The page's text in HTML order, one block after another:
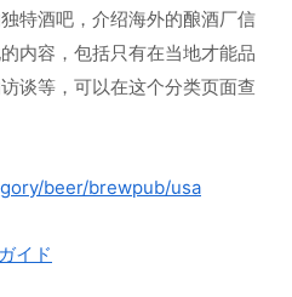
特酒吧，介绍海外的酿酒厂信
内容，包括只有在当地才能品
谈等，可以在这个分类页面查
beer/brewpub/usa
イド